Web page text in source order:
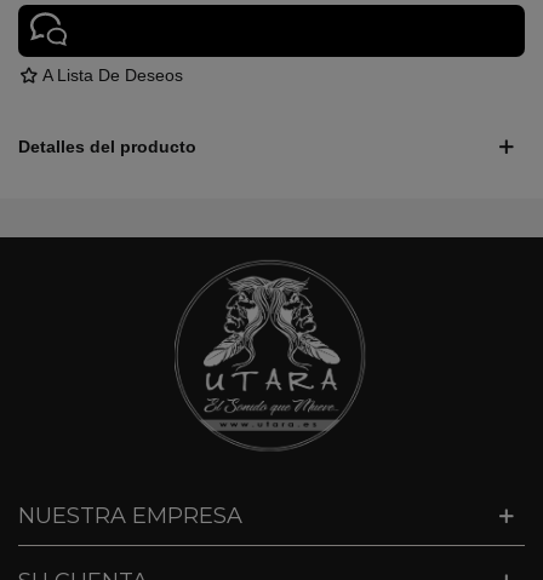
A Lista De Deseos
Detalles del producto
NUESTRA EMPRESA